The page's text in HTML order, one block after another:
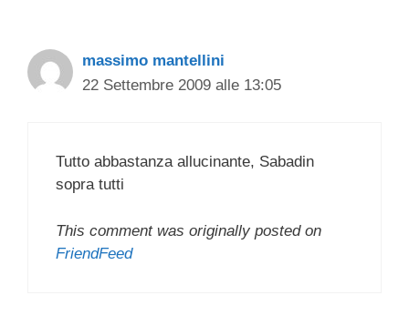
massimo mantellini
22 Settembre 2009 alle 13:05
Tutto abbastanza allucinante, Sabadin
sopra tutti
This comment was originally posted on
FriendFeed